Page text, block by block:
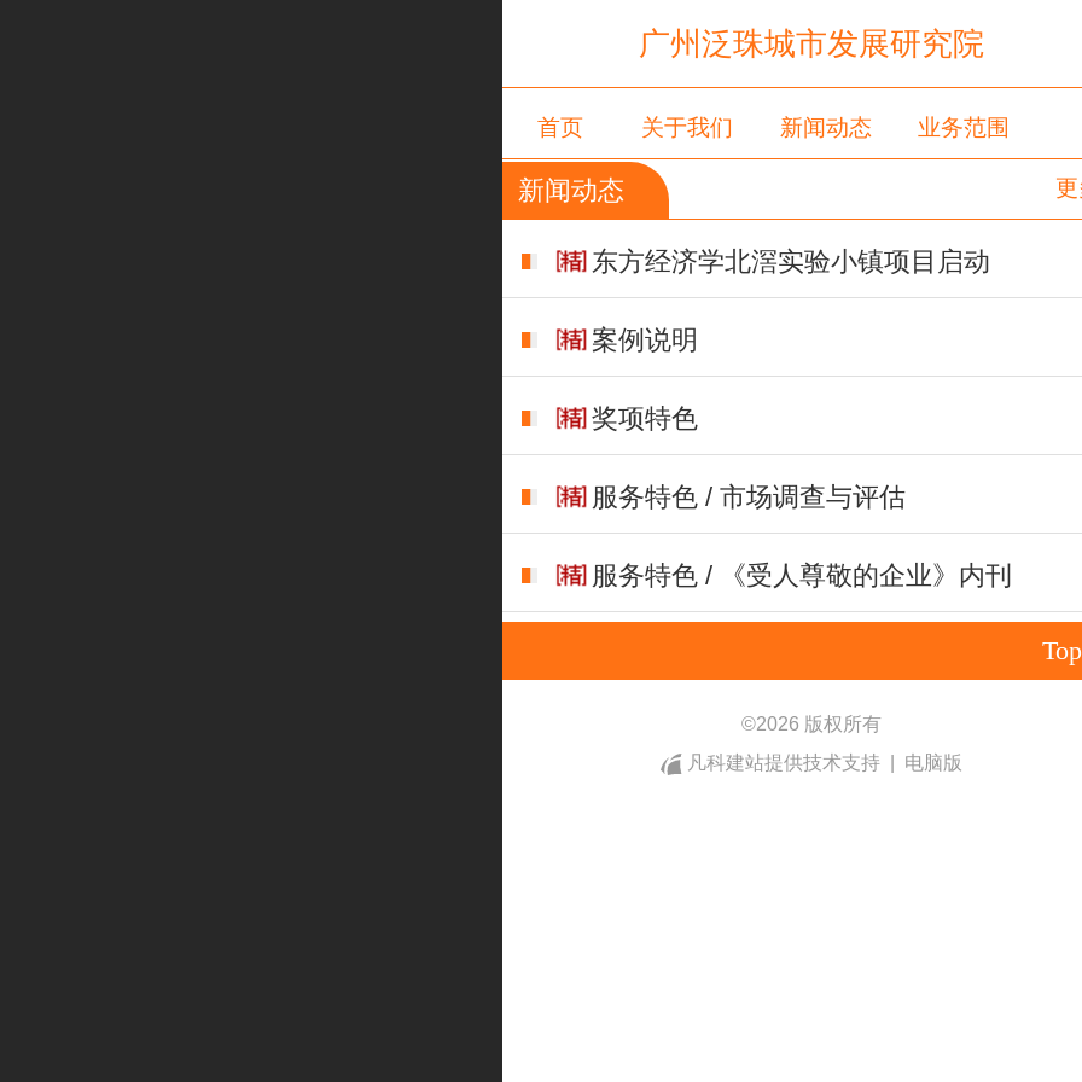
广州泛珠城市发展研究院
首页 关于我们 新闻动态 业务范围
留言板
新闻动态
东方经济学北滘实验小镇项目启动
案例说明
奖项特色
服务特色 / 市场调查与评估
服务特色 / 《受人尊敬的企业》内刊
Top
©2026 版权所有
凡科建站提供技术支持
电脑版